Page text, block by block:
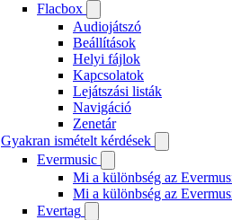
Flacbox
Audiojátszó
Beállítások
Helyi fájlok
Kapcsolatok
Lejátszási listák
Navigáció
Zenetár
Gyakran ismételt kérdések
Evermusic
Mi a különbség az
Mi a különbség az
Evertag